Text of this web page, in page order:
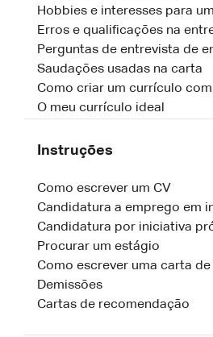
Hobbies e interesses para
Erros e qualificações na
Perguntas de entrevista de
Saudações usadas na carta
Como criar um currículo
O meu currículo ideal
Instruções
Como escrever um CV
Candidatura a emprego em
Candidatura por iniciativa
Procurar um estágio
Como escrever uma carta
Demissões
Cartas de recomendação